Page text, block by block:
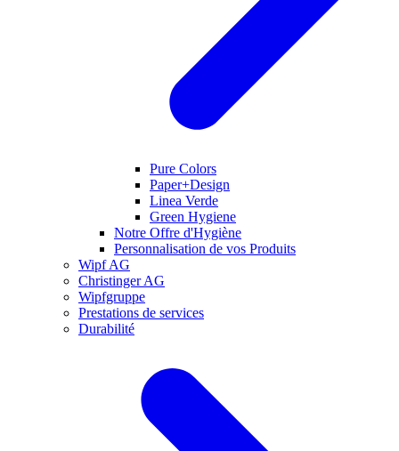
Pure Colors
Paper+Design
Linea Verde
Green Hygiene
Notre Offre d'Hygiène
Personnalisation de vos Produits
Wipf AG
Christinger AG
Wipfgruppe
Prestations de services
Durabilité